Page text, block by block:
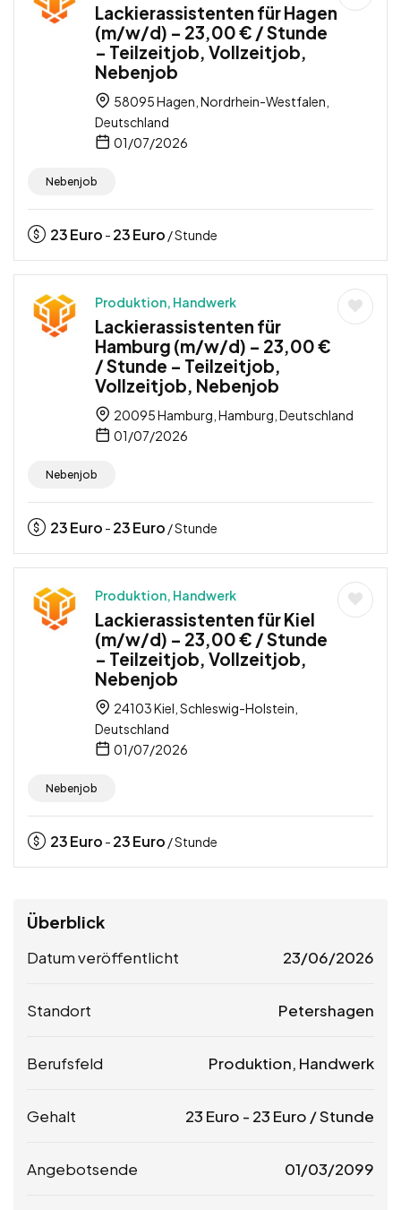
Lackierassistenten für Hagen
(m/w/d) – 23,00 € / Stunde
– Teilzeitjob, Vollzeitjob,
Nebenjob
58095 Hagen, Nordrhein-Westfalen,
Deutschland
01/07/2026
Nebenjob
23Euro - 23Euro / Stunde
Produktion, Handwerk
Lackierassistenten für
Hamburg (m/w/d) – 23,00 €
/ Stunde – Teilzeitjob,
Vollzeitjob, Nebenjob
20095 Hamburg, Hamburg, Deutschland
01/07/2026
Nebenjob
23Euro - 23Euro / Stunde
Produktion, Handwerk
Lackierassistenten für Kiel
(m/w/d) – 23,00 € / Stunde
– Teilzeitjob, Vollzeitjob,
Nebenjob
24103 Kiel, Schleswig-Holstein,
Deutschland
01/07/2026
Nebenjob
23Euro - 23Euro / Stunde
Überblick
Datum veröffentlicht 23/06/2026
Standort Petershagen
Berufsfeld Produktion, Handwerk
Gehalt 23 Euro - 23 Euro / Stunde
Angebotsende 01/03/2099